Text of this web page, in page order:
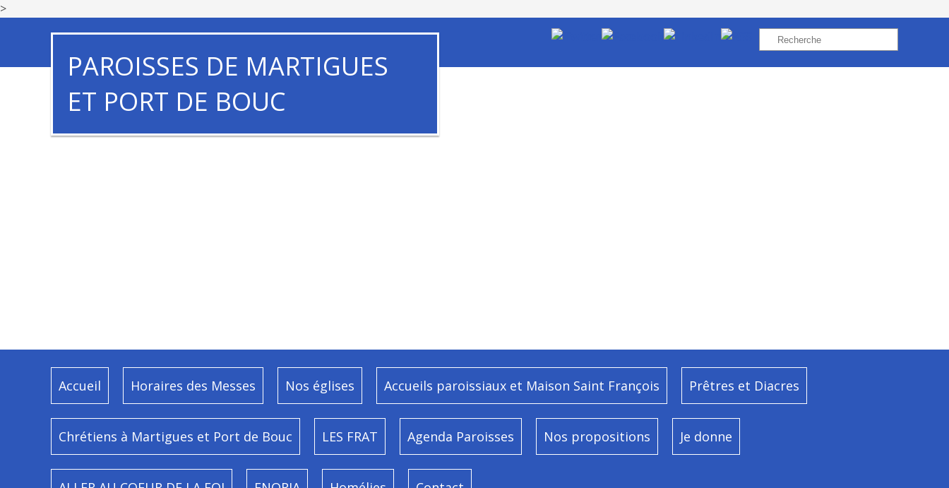
>
PAROISSES DE MARTIGUES
ET PORT DE BOUC
Accueil Horaires des Messes Nos églises Accueils paroissiaux et Maison Saint François Prêtres et Diacres
Chrétiens à Martigues et Port de Bouc LES FRAT Agenda Paroisses Nos propositions Je donne